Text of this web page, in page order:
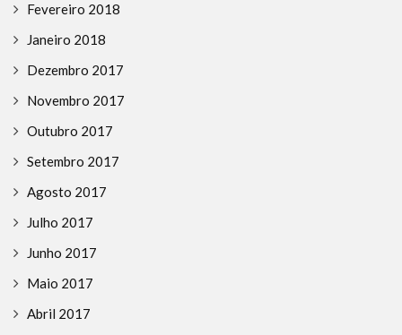
Fevereiro 2018
Janeiro 2018
Dezembro 2017
Novembro 2017
Outubro 2017
Setembro 2017
Agosto 2017
Julho 2017
Junho 2017
Maio 2017
Abril 2017